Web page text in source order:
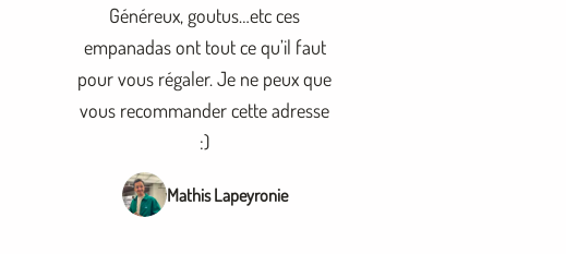
Généreux, goutus…etc ces
empanadas ont tout ce qu’il faut
pour vous régaler. Je ne peux que
vous recommander cette adresse
:)
Mathis Lapeyronie